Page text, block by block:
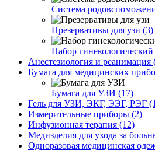
Система
Презервативы для узи (3)
Набор
Анестезиология и реанимация
Бумага для медицинских
Бумага для УЗИ (17)
Гель для УЗИ, ЭКГ, ЭЭГ, РЭГ
Измерительные приборы (2)
Инфузионная терапия (12)
Медизделия для ухода за
Одноразовая медицинская